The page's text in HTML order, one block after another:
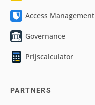
Access Management
Governance
Prijscalculator
PARTNERS